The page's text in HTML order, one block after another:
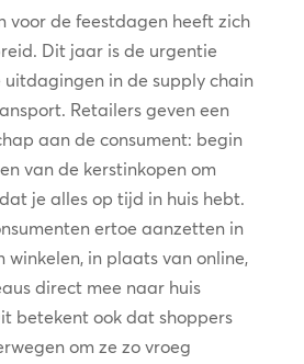
voor de feestdagen heeft zich
Dit jaar is de urgentie
in de supply chain
Retailers geven een
aan de consument: begin
van de kerstinkopen om
je alles op tijd in huis hebt.
ertoe aanzetten in
winkelen, in plaats van online,
direct mee naar huis
betekent ook dat shoppers
om ze zo vroeg